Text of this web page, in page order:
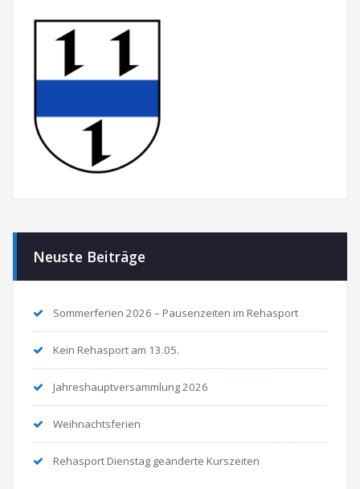
Neuste Beiträge
Sommerferien 2026 – Pausenzeiten im Rehasport
Kein Rehasport am 13.05.
Jahreshauptversammlung 2026
Weihnachtsferien
Rehasport Dienstag geänderte Kurszeiten